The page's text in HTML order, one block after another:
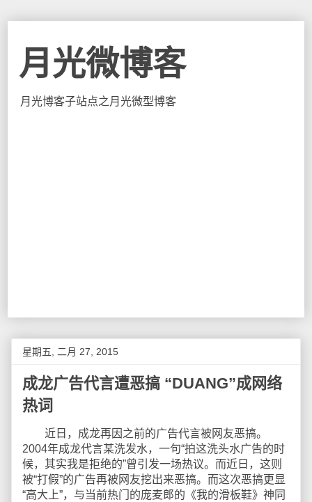
月光微博客
月光博客子站点之月光微型博客
星期五, 二月 27, 2015
成龙广告代言遭恶搞 “DUANG”成网络
热词
近日，成龙再因之前的广告代言被网友恶搞。
2004年成龙代言某洗发水，一句“拍这洗头水广告的时
候，其实我是拒绝的”曾引发一场热议。而近日，这则
被“打假”的广告再被网友挖出来恶搞。而这次恶搞更显
“高大上”，与当前热门的庞麦郎的《我的滑板鞋》神同